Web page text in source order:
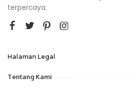
terpercaya.
Halaman Legal
Tentang Kami